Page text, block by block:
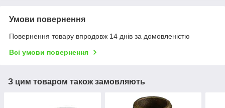
Умови повернення
Повернення товару впродовж 14 днів за домовленістю
Всі умови повернення
З цим товаром також замовляють